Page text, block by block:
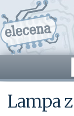
Lampa